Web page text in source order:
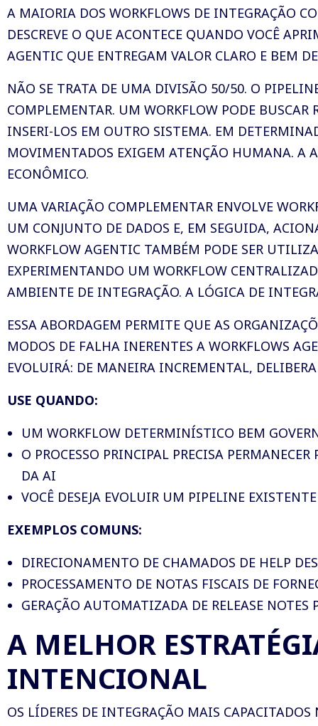
A MAIORIA DOS WORKFLOWS DE INTEGRAÇÃO
DESCREVE O QUE ACONTECE QUANDO VOCÊ
AGENTIC QUE ENTREGAM VALOR CLARO E BEM
NÃO SE TRATA DE UMA DIVISÃO 50/50. O
COMPLEMENTAR. UM WORKFLOW PODE
INSERI-LOS EM OUTRO SISTEMA. EM
MOVIMENTADOS EXIGEM ATENÇÃO HUMANA. A
ECONÔMICO.
UMA VARIAÇÃO COMPLEMENTAR ENVOLVE
UM CONJUNTO DE DADOS E, EM SEGUIDA,
WORKFLOW AGENTIC TAMBÉM PODE SER
EXPERIMENTANDO UM WORKFLOW
AMBIENTE DE INTEGRAÇÃO. A LÓGICA DE
ESSA ABORDAGEM PERMITE QUE AS
MODOS DE FALHA INERENTES A WORKFLOWS
EVOLUIRÁ: DE MANEIRA INCREMENTAL,
USE QUANDO:
UM WORKFLOW DETERMINÍSTICO BEM
O PROCESSO PRINCIPAL PRECISA
DA AI
VOCÊ DESEJA EVOLUIR UM PIPELINE
EXEMPLOS COMUNS:
DIRECIONAMENTO DE CHAMADOS DE HELP
PROCESSAMENTO DE NOTAS FISCAIS DE
GERAÇÃO AUTOMATIZADA DE RELEASE
A MELHOR
INTENCIONAL
OS LÍDERES DE INTEGRAÇÃO MAIS